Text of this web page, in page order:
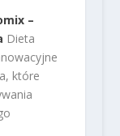
–
Dieta
które